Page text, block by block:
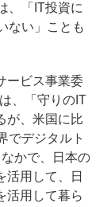
、「IT投資に
ない」ことも
ービス事業委
、「守りのIT
が、米国に比
でデジタルト
かで、日本の
活用して、日
活用して暮ら